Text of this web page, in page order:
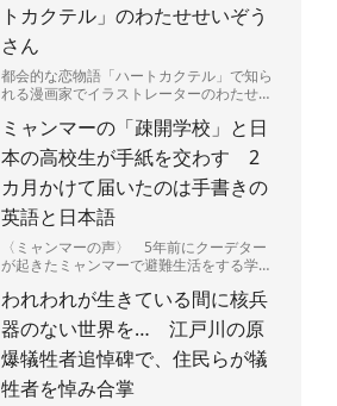
トカクテル」のわたせせいぞう
さん
都会的な恋物語「ハートカクテル」で知ら
れる漫画家でイラストレーターのわたせせ
雷門を描いた版画「...
ミャンマーの「疎開学校」と日
本の高校生が手紙を交わす 2
カ月かけて届いたのは手書きの
英語と日本語
〈ミャンマーの声〉 5年前にクーデター
が起きたミャンマーで避難生活をする学生
ている。内戦が続くミ...
われわれが生きている間に核兵
器のない世界を… 江戸川の原
爆犠牲者追悼碑で、住民らが犠
牲者を悼み合掌